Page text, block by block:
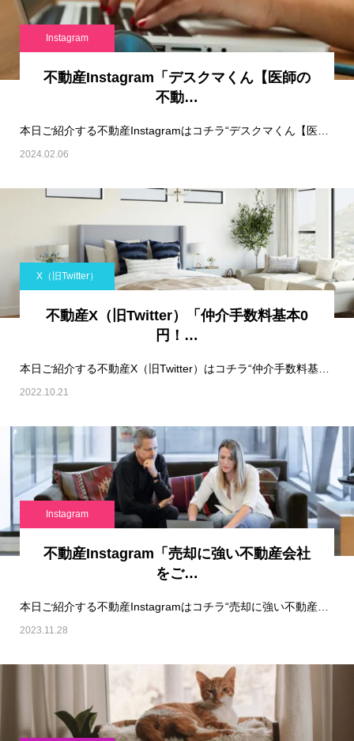
Instagram
不動産Instagram「デスクマくん【医師の
不動…
2024.02.06
X（旧Twitter）
不動産X（旧Twitter）「仲介手数料基本0
円！…
2022.10.21
Instagram
不動産Instagram「売却に強い不動産会社
をご…
2023.11.28